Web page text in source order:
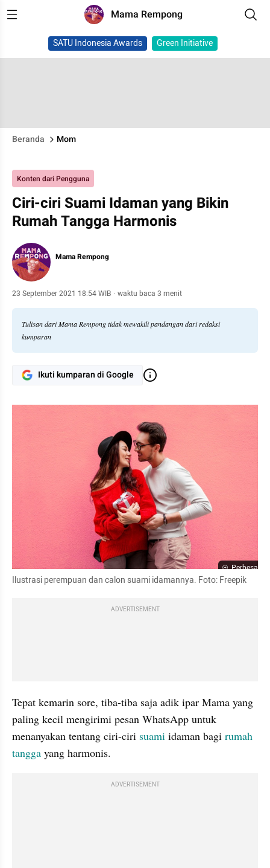
Mama Rempong
SATU Indonesia Awards Green Initiative
Beranda Mom
Konten dari Pengguna
Ciri-ciri Suami Idaman yang Bikin
Rumah Tangga Harmonis
Mama Rempong
23 September 2021 18:54 WIB · waktu baca 3 menit
Tulisan dari Mama Rempong tidak mewakili pandangan dari redaksi
kumparan
Ikuti kumparan di Google
Perbesar
Ilustrasi perempuan dan calon suami idamannya. Foto: Freepik
ADVERTISEMENT
Tepat kemarin sore, tiba-tiba saja adik ipar Mama yang
paling kecil mengirimi pesan WhatsApp untuk
menanyakan tentang ciri-ciri suami idaman bagi rumah
tangga yang harmonis.
ADVERTISEMENT